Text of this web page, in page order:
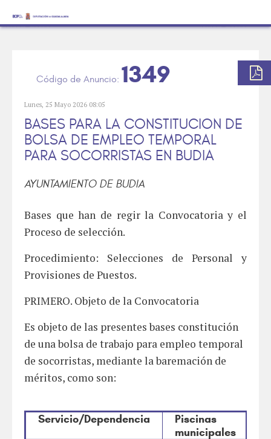
Lunes, 25 Mayo 2026 08:05
BASES PARA LA CONSTITUCION DE
BOLSA DE EMPLEO TEMPORAL
PARA SOCORRISTAS EN BUDIA
AYUNTAMIENTO DE BUDIA
1349
Bases que han de regir la Convocatoria y el
Proceso de selección.
Procedimiento: Selecciones de Personal y
Provisiones de Puestos.
PRIMERO. Objeto de la Convocatoria
Es objeto de las presentes bases constitución
de una bolsa de trabajo para empleo temporal
de socorristas, mediante la baremación de
méritos, como son:
Servicio/Dependencia
Piscinas
municipales